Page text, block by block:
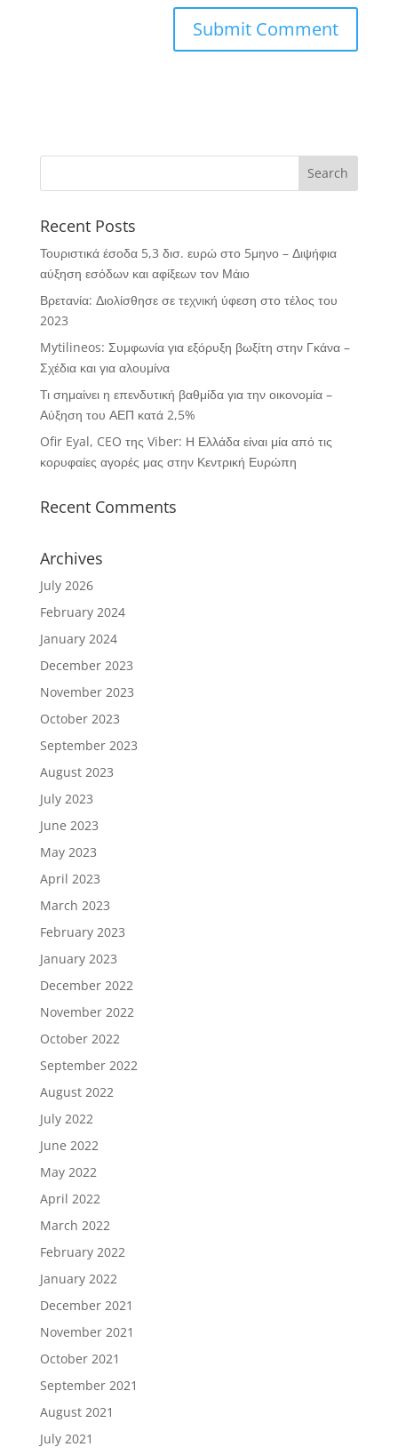
Recent Posts
Τουριστικά έσοδα 5,3 δισ. ευρώ στο 5μηνο – Διψήφια
αύξηση εσόδων και αφίξεων τον Μάιο
Βρετανία: Διολίσθησε σε τεχνική ύφεση στο τέλος του
2023
Mytilineos: Συμφωνία για εξόρυξη βωξίτη στην Γκάνα –
Σχέδια και για αλουμίνα
Τι σημαίνει η επενδυτική βαθμίδα για την οικονομία –
Αύξηση του ΑΕΠ κατά 2,5%
Ofir Eyal, CEO της Viber: Η Ελλάδα είναι μία από τις
κορυφαίες αγορές μας στην Κεντρική Ευρώπη
Recent Comments
Archives
July 2026
February 2024
January 2024
December 2023
November 2023
October 2023
September 2023
August 2023
July 2023
June 2023
May 2023
April 2023
March 2023
February 2023
January 2023
December 2022
November 2022
October 2022
September 2022
August 2022
July 2022
June 2022
May 2022
April 2022
March 2022
February 2022
January 2022
December 2021
November 2021
October 2021
September 2021
August 2021
July 2021